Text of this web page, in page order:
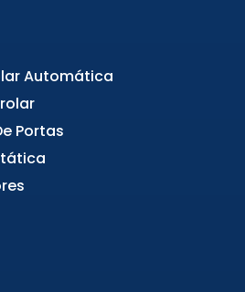
Automática
Portas